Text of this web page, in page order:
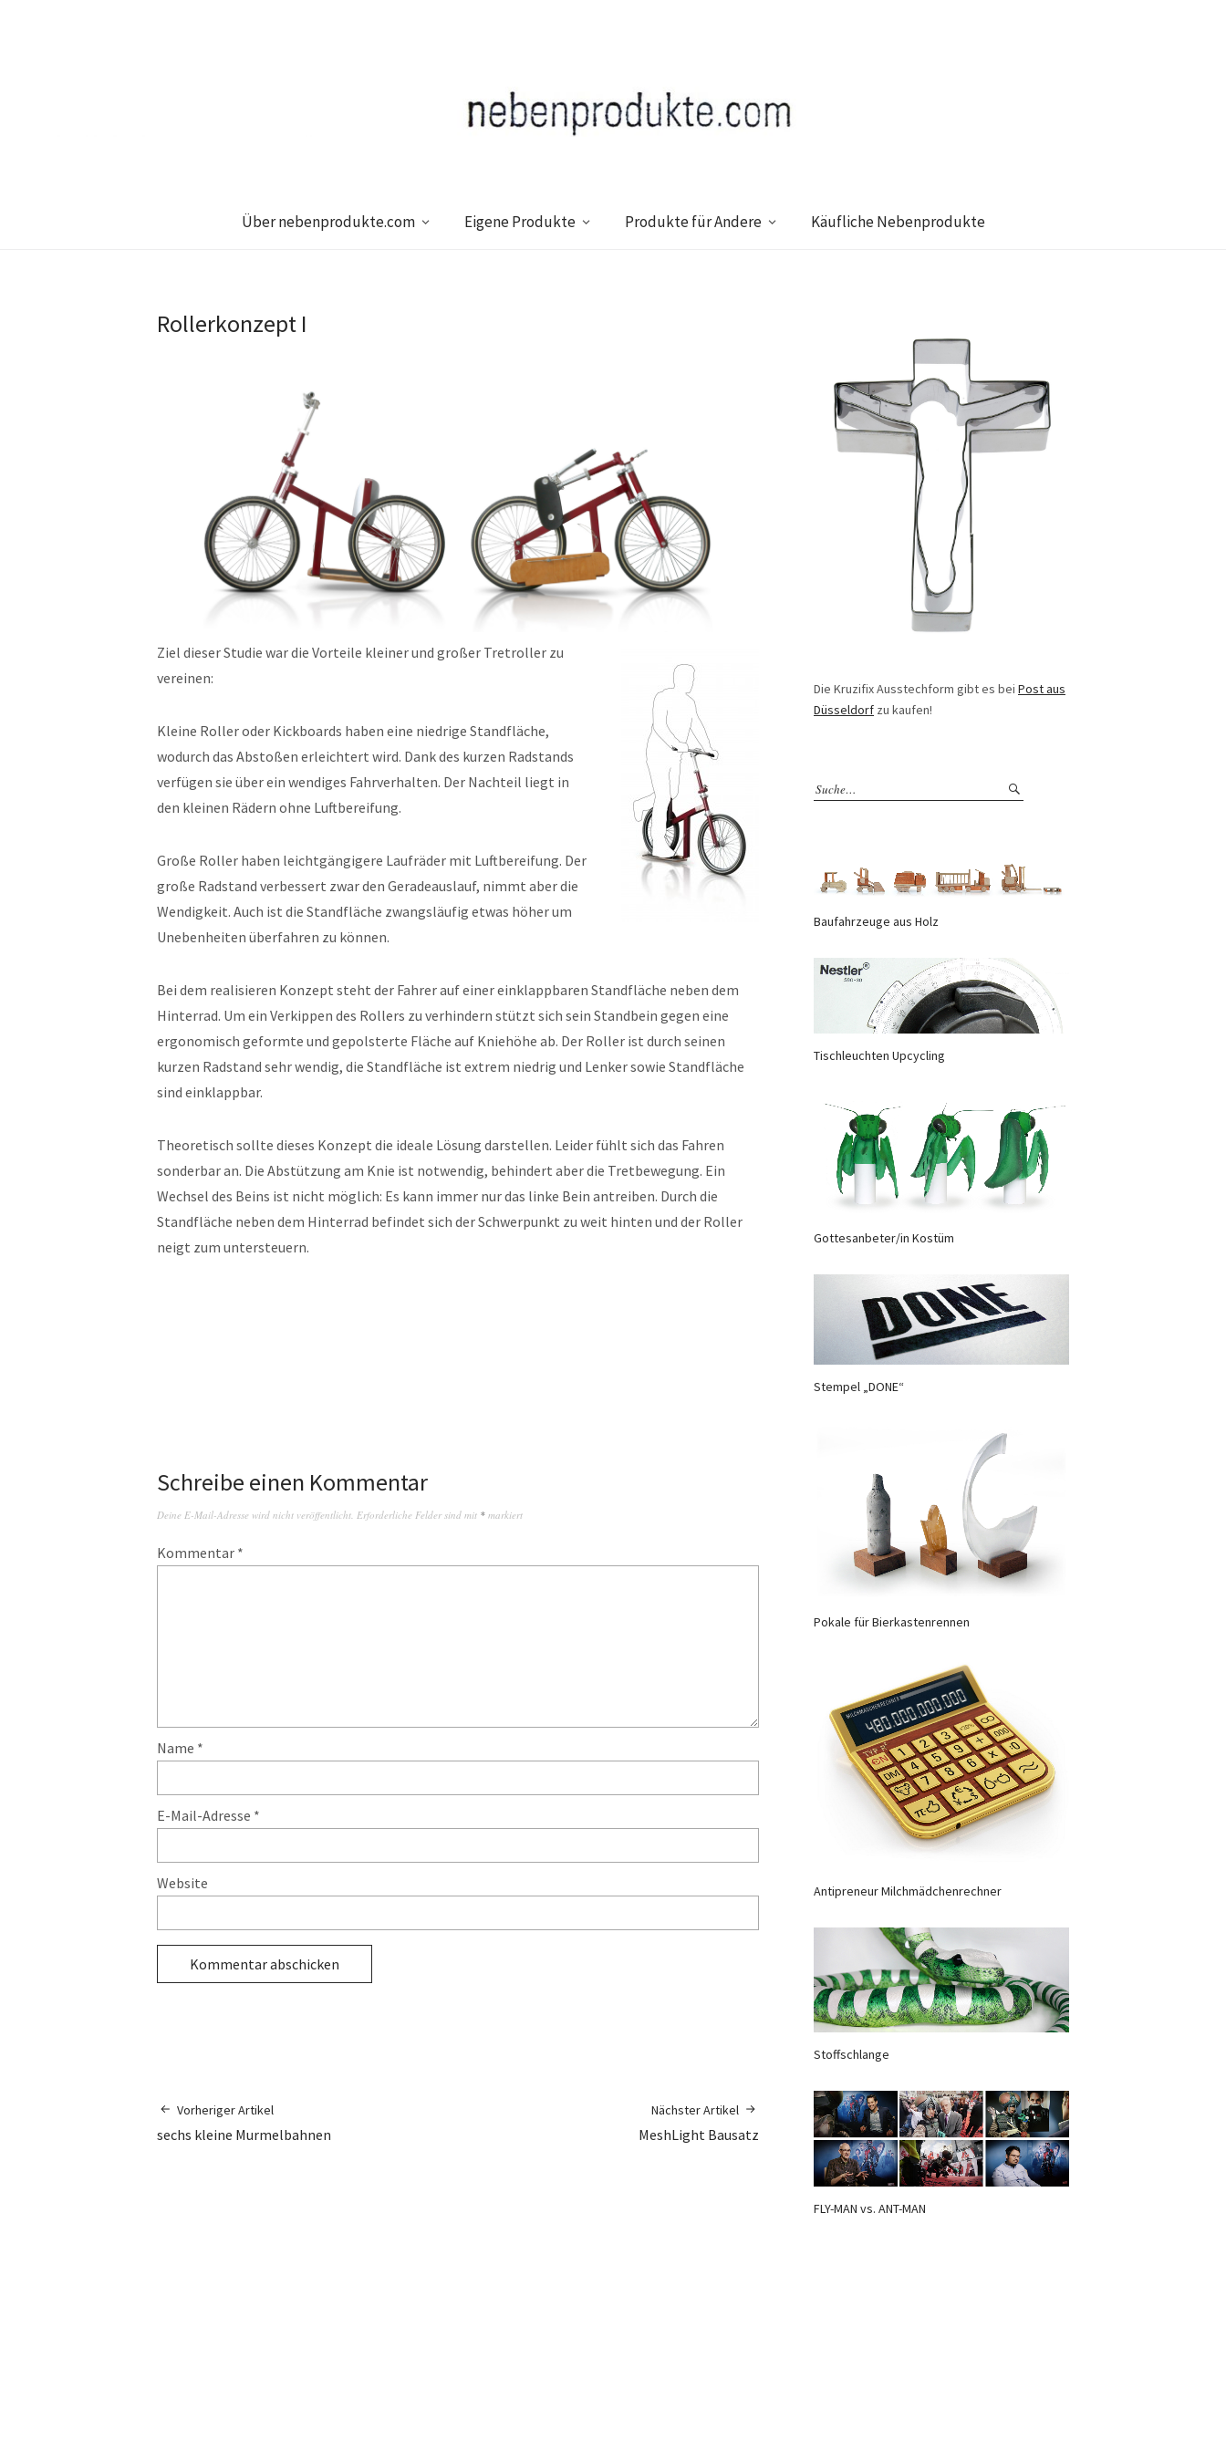
Über nebenprodukte.com Eigene Produkte Produkte für Andere Käufliche Nebenprodukte
Rollerkonzept I
Ziel dieser Studie war die Vorteile kleiner und großer Tretroller zu
vereinen:
Kleine Roller oder Kickboards haben eine niedrige Standfläche,
wodurch das Abstoßen erleichtert wird. Dank des kurzen Radstands
verfügen sie über ein wendiges Fahrverhalten. Der Nachteil liegt in
den kleinen Rädern ohne Luftbereifung.
Große Roller haben leichtgängigere Laufräder mit Luftbereifung. Der
große Radstand verbessert zwar den Geradeauslauf, nimmt aber die
Wendigkeit. Auch ist die Standfläche zwangsläufig etwas höher um
Unebenheiten überfahren zu können.
Bei dem realisieren Konzept steht der Fahrer auf einer einklappbaren Standfläche neben dem
Hinterrad. Um ein Verkippen des Rollers zu verhindern stützt sich sein Standbein gegen eine
ergonomisch geformte und gepolsterte Fläche auf Kniehöhe ab. Der Roller ist durch seinen
kurzen Radstand sehr wendig, die Standfläche ist extrem niedrig und Lenker sowie Standfläche
sind einklappbar.
Theoretisch sollte dieses Konzept die ideale Lösung darstellen. Leider fühlt sich das Fahren
sonderbar an. Die Abstützung am Knie ist notwendig, behindert aber die Tretbewegung. Ein
Wechsel des Beins ist nicht möglich: Es kann immer nur das linke Bein antreiben. Durch die
Standfläche neben dem Hinterrad befindet sich der Schwerpunkt zu weit hinten und der Roller
neigt zum untersteuern.
Schreibe einen Kommentar
Deine E-Mail-Adresse wird nicht veröffentlicht. Erforderliche Felder sind mit * markiert
Kommentar *
Name *
E-Mail-Adresse *
Website
Vorheriger Artikel
sechs kleine Murmelbahnen
Nächster Artikel
MeshLight Bausatz
Die Kruzifix Ausstechform gibt es bei Post aus
Düsseldorf zu kaufen!
Baufahrzeuge aus Holz
Tischleuchten Upcycling
Gottesanbeter/in Kostüm
Stempel „DONE“
Pokale für Bierkastenrennen
Antipreneur Milchmädchenrechner
Stoffschlange
FLY-MAN vs. ANT-MAN